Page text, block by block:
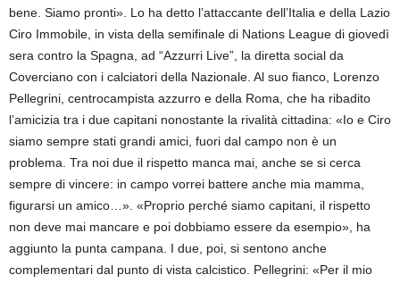
bene. Siamo pronti». Lo ha detto l’attaccante dell’Italia e della Lazio
Ciro Immobile, in vista della semifinale di Nations League di giovedì
sera contro la Spagna, ad “Azzurri Live”, la diretta social da
Coverciano con i calciatori della Nazionale. Al suo fianco, Lorenzo
Pellegrini, centrocampista azzurro e della Roma, che ha ribadito
l’amicizia tra i due capitani nonostante la rivalità cittadina: «Io e Ciro
siamo sempre stati grandi amici, fuori dal campo non è un
problema. Tra noi due il rispetto manca mai, anche se si cerca
sempre di vincere: in campo vorrei battere anche mia mamma,
figurarsi un amico…». «Proprio perché siamo capitani, il rispetto
non deve mai mancare e poi dobbiamo essere da esempio», ha
aggiunto la punta campana. I due, poi, si sentono anche
complementari dal punto di vista calcistico. Pellegrini: «Per il mio